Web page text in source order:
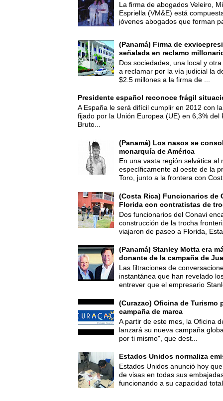
La firma de abogados Veleiro,
Espriella (VM&E) está
jóvenes abogados que forman
(Panamá) Firma de
señalada en reclamo
Dos sociedades, una local y
a reclamar por la vía judicial la
$2.5 millones a la firma de ...
Presidente español reconoce frágil
A España le será difícil cumplir en 2012 con
fijado por la Unión Europea (UE) en 6,3% del
Bruto...
(Panamá) Los nasos se
monarquía de América
En una vasta región selvática al
específicamente al oeste de la
Toro, junto a la frontera con
(Costa Rica) Funcionarios de
Florida con contratistas de
Dos funcionarios del Conavi
construcción de la trocha
viajaron de paseo a Florida,
(Panamá) Stanley Motta era
donante de la campaña de
Las filtraciones de
instantánea que han revelado
entrever que el empresario
(Curazao) Oficina de Turismo
campaña de marca
A partir de este mes, la Oficina
lanzará su nueva campaña
por ti mismo", que dest...
Estados Unidos normaliza
Estados Unidos anunció hoy
de visas en todas sus
funcionando a su capacidad